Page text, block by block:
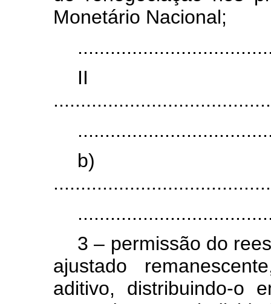
Monetário Nacional;
b)
3 – permissão do
ajustado
aditivo, distribuindo-o